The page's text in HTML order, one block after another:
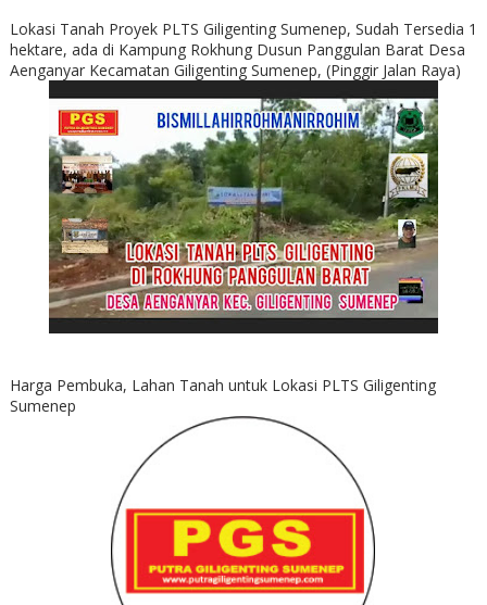
Lokasi Tanah Proyek PLTS Giligenting Sumenep, Sudah Tersedia 1
hektare, ada di Kampung Rokhung Dusun Panggulan Barat Desa
Aenganyar Kecamatan Giligenting Sumenep, (Pinggir Jalan Raya)
Harga Pembuka, Lahan Tanah untuk Lokasi PLTS Giligenting
Sumenep